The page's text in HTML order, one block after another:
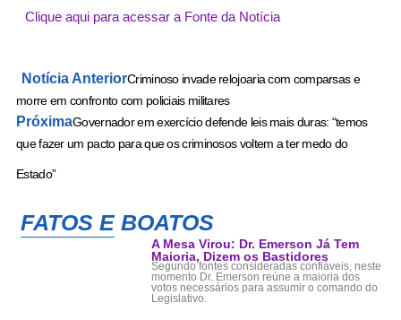
Clique aqui para acessar a Fonte da Notícia
Notícia AnteriorCriminoso invade relojoaria com comparsas e
morre em confronto com policiais militares
PróximaGovernador em exercício defende leis mais duras: “temos
que fazer um pacto para que os criminosos voltem a ter medo do
Estado”
FATOS E BOATOS
A Mesa Virou: Dr. Emerson Já Tem
Maioria, Dizem os Bastidores
Segundo fontes consideradas confiáveis, neste
momento Dr. Emerson reúne a maioria dos
votos necessários para assumir o comando do
Legislativo.